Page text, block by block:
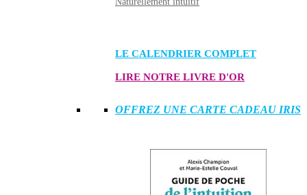
LE CALENDRIER COMPLET
LIRE NOTRE LIVRE D'OR
OFFREZ UNE CARTE CADEAU IRIS